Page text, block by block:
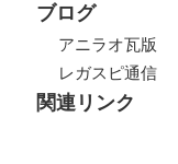
ブログ
アニラオ瓦版
レガスピ通信
関連リンク